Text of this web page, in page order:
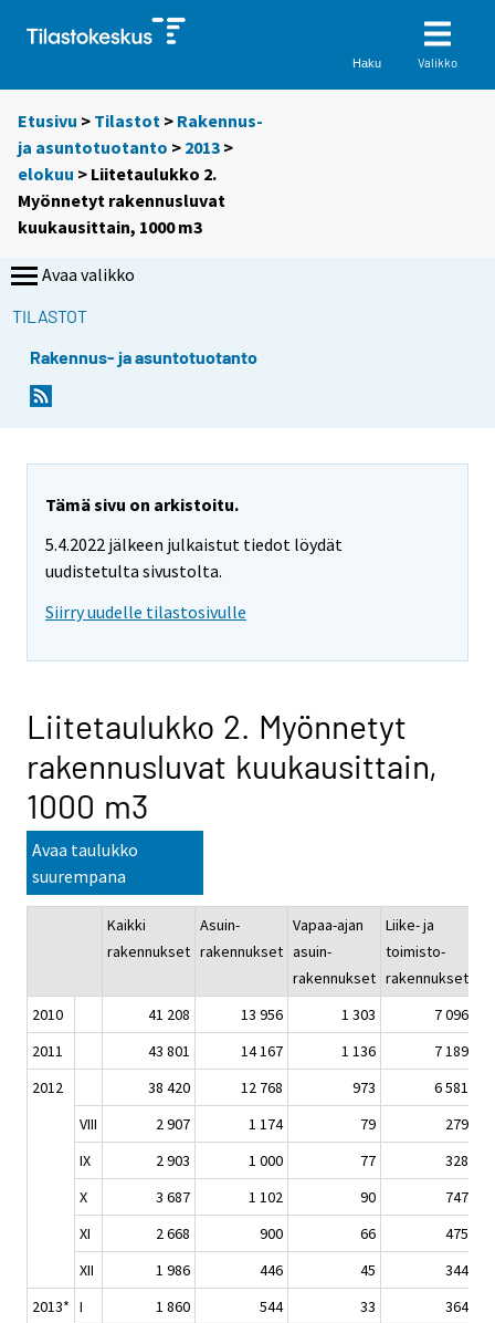
Haku Valikko
Etusivu > Tilastot > Rakennus-
ja asuntotuotanto > 2013 >
elokuu > Liitetaulukko 2.
Myönnetyt rakennusluvat
kuukausittain, 1000 m3
Avaa valikko
TILASTOT
Rakennus- ja asuntotuotanto
Tämä sivu on arkistoitu.
5.4.2022 jälkeen julkaistut tiedot löydät
uudistetulta sivustolta.
Siirry uudelle tilastosivulle
Liitetaulukko 2. Myönnetyt
rakennusluvat kuukausittain,
1000 m3
Avaa taulukko
suurempana
Kaikki
rakennukset
Asuin-
rakennukset
Vapaa-ajan
asuin-
rakennukset
Liike- ja
toimisto-
rakennukset
2010
41 208 13 956 1 303
7 096
2011
43 801 14 167 1 136
7 189
2012
38 420 12 768 973
6 581
VIII
2 907 1 174 79
279
IX
2 903 1 000 77
328
X
3 687 1 102 90
747
XI
2 668 900 66
475
XII
1 986 446 45
344
2013* I 1 860 544 33
364